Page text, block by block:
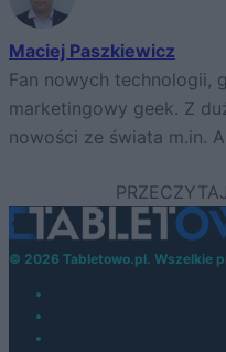
Maciej Paszkiewicz
Fan nowych technologii,
marketingowy geek. Z
nowości ze świata m.in.
© 2026 Tabletowo.pl. Wszelkie